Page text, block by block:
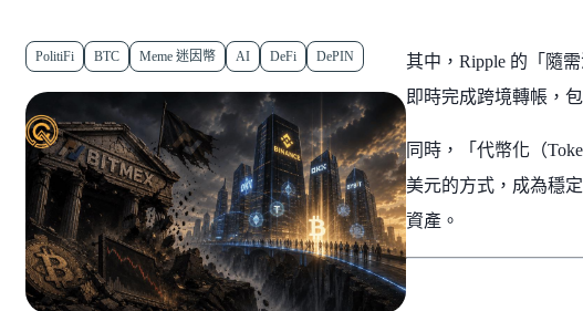
PolitiFi BTC Meme 迷因幣 AI DeFi DePIN
其中，Ripple 的「隨
即時完成跨境轉帳，
同時，「代幣化（
美元的方式，成為穩
資產。